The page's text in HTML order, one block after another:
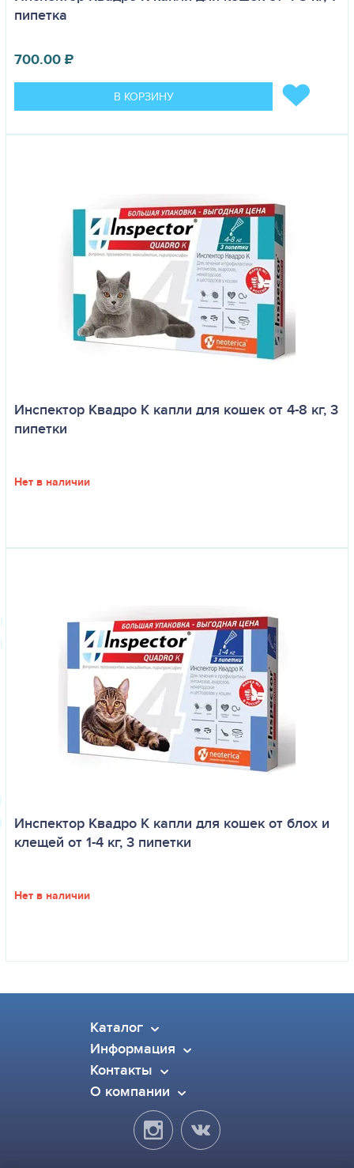
пипетка
700.00₽
В КОРЗИНУ
Инспектор Квадро K капли для кошек от 4-8 кг, 3
пипетки
Нет в наличии
Инспектор Квадро K капли для кошек от блох и
клещей от 1-4 кг, 3 пипетки
Нет в наличии
Каталог
Информация
Контакты
О компании